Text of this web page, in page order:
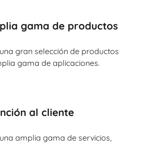
gama de productos
gran selección de productos
gama de aplicaciones.
al cliente
amplia gama de servicios,